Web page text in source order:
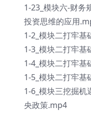
1-23_模块六-财务
投资思维的应用
1-2_模块二打牢基
1-3_模块二打牢
1-4_模块二打牢
1-5_模块二打牢
1-6_模块三挖掘机
央政策.mp4